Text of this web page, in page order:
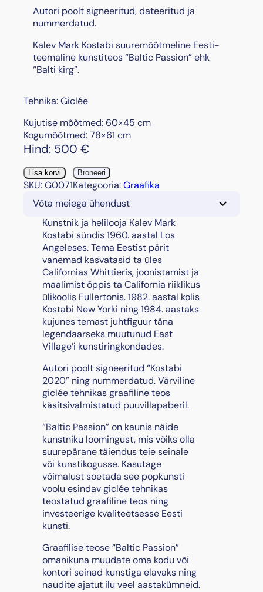
Autori poolt signeeritud, dateeritud ja
nummerdatud.
Kalev Mark Kostabi suuremõõtmeline Eesti-
teemaline kunstiteos “Baltic Passion” ehk
“Balti kirg”.
Tehnika: Giclée
Kujutise mõõtmed: 60×45 cm
Kogumõõtmed: 78×61 cm
Hind: 500 €
"
B
Lisa korvi Broneeri
SKU:G0071Kategooria:Graafika
Võta meiega ühendust
Kunstnik ja helilooja Kalev Mark
Kostabi sündis 1960. aastal Los
Angeleses. Tema Eestist pärit
vanemad kasvatasid ta üles
Californias Whittieris, joonistamist ja
maalimist õppis ta California riiklikus
ülikoolis Fullertonis. 1982. aastal kolis
Kostabi New Yorki ning 1984. aastaks
kujunes temast juhtfiguur täna
legendaarseks muutunud East
Village’i kunstiringkondades.
Autori poolt signeeritud “Kostabi
2020” ning nummerdatud. Värviline
giclée tehnikas graafiline teos
käsitsivalmistatud puuvillapaberil.
“Baltic Passion” on kaunis näide
kunstniku loomingust, mis võiks olla
suurepärane täiendus teie seinale
või kunstikogusse. Kasutage
võimalust soetada see popkunsti
voolu esindav giclée tehnikas
teostatud graafiline teos ning
investeerige kvaliteetsesse Eesti
kunsti.
Graafilise teose “Baltic Passion”
omanikuna muudate oma kodu või
kontori seinad kunstiga elavaks ning
naudite ajatut ilu veel aastakümneid.